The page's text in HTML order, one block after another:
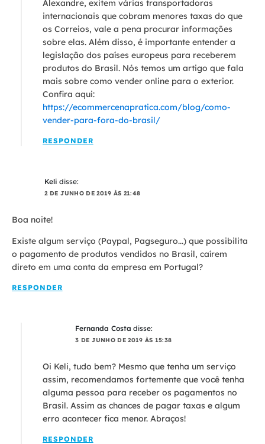
Alexandre, exitem várias transportadoras
internacionais que cobram menores taxas do que
os Correios, vale a pena procurar informações
sobre elas. Além disso, é importante entender a
legislação dos países europeus para receberem
produtos do Brasil. Nós temos um artigo que fala
mais sobre como vender online para o exterior.
Confira aqui:
https://ecommercenapratica.com/blog/como-
vender-para-fora-do-brasil/
RESPONDER
Keli disse:
2 DE JUNHO DE 2019 ÀS 21:48
Boa noite!
Existe algum serviço (Paypal, Pagseguro...) que possibilita
o pagamento de produtos vendidos no Brasil, caírem
direto em uma conta da empresa em Portugal?
RESPONDER
Fernanda Costa disse:
3 DE JUNHO DE 2019 ÀS 15:38
Oi Keli, tudo bem? Mesmo que tenha um serviço
assim, recomendamos fortemente que você tenha
alguma pessoa para receber os pagamentos no
Brasil. Assim as chances de pagar taxas e algum
erro acontecer fica menor. Abraços!
RESPONDER